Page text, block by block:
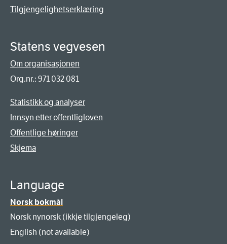
Tilgjengelighetserklæring
Statens vegvesen
Om organisasjonen
Org.nr.: 971 032 081
Statistikk og analyser
Innsyn etter offentligloven
Offentlige høringer
Skjema
Language
Norsk bokmål
Norsk nynorsk (ikkje tilgjengeleg)
English (not available)